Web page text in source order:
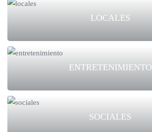
LOCALES
ENTRETENIMIENTO
SOCIALES